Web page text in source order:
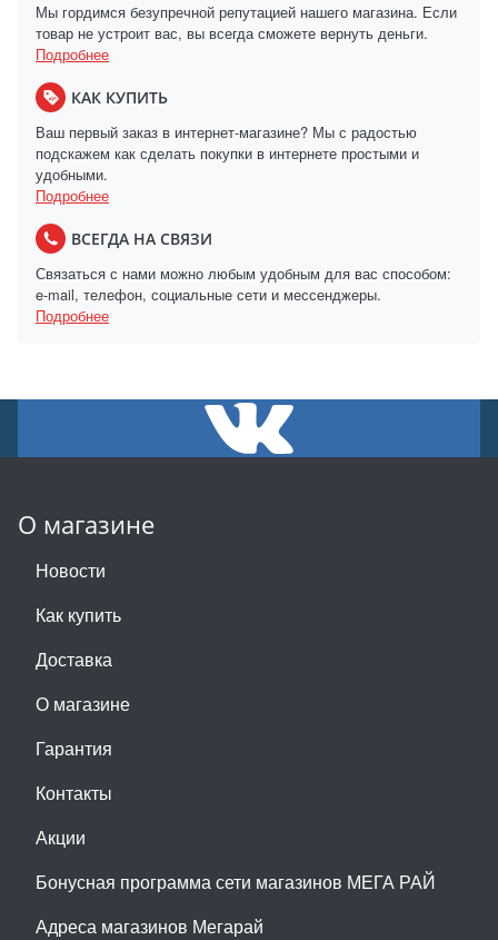
Мы гордимся безупречной репутацией нашего магазина. Если
товар не устроит вас, вы всегда сможете вернуть деньги.
Подробнее
КАК КУПИТЬ
Ваш первый заказ в интернет-магазине? Мы с радостью
подскажем как сделать покупки в интернете простыми и
удобными.
Подробнее
ВСЕГДА НА СВЯЗИ
Связаться с нами можно любым удобным для вас способом:
e-mail, телефон, социальные сети и мессенджеры.
Подробнее
О магазине
Новости
Как купить
Доставка
О магазине
Гарантия
Контакты
Акции
Бонусная программа сети магазинов МЕГА РАЙ
Адреса магазинов Мегарай